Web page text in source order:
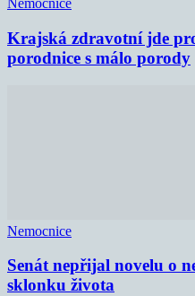
Nemocnice
Krajská zdravotní jde
porodnice s málo porody
Nemocnice
Senát nepřijal novelu o
sklonku života